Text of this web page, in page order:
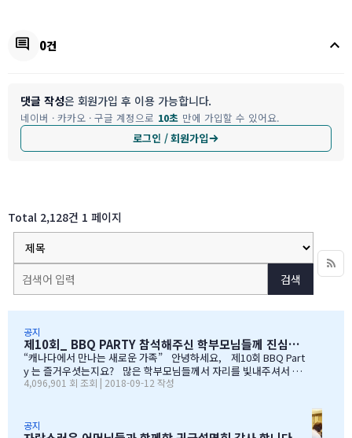
comment 0건 keyboard_arrow_up
댓글 작성은 회원가입 후 이용 가능합니다.
네이버 · 카카오 · 구글 계정으로 10초 만에 가입할 수 있어요.
로그인 / 회원가입
Total 2,128건 1 페이지
검색
공지
제10회_ BBQ PARTY 참석해주신 학부모님들께 진심으로 감사드립니다
“캐나다에서 만나는 새로운 가족” 안녕하세요, 제10회 BBQ Part
y 는 즐거우셧는지요? 많은 학부모님들께서 자리를 빛내주셔서 너
무 감사합니다. 오전에 비가 와서 많이 걱정을 하엿지만, 다행이도
무 감사하엿지요. (아마 작년에 참석하셧던 학부모님들은 아주 아주
4,096,901 회 조회 | 2018-09-12 작성
공지